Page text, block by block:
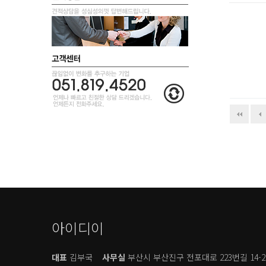
아이디이
대표 김부국 사무실 부산시 부산진구 전포대로 223번길 14-